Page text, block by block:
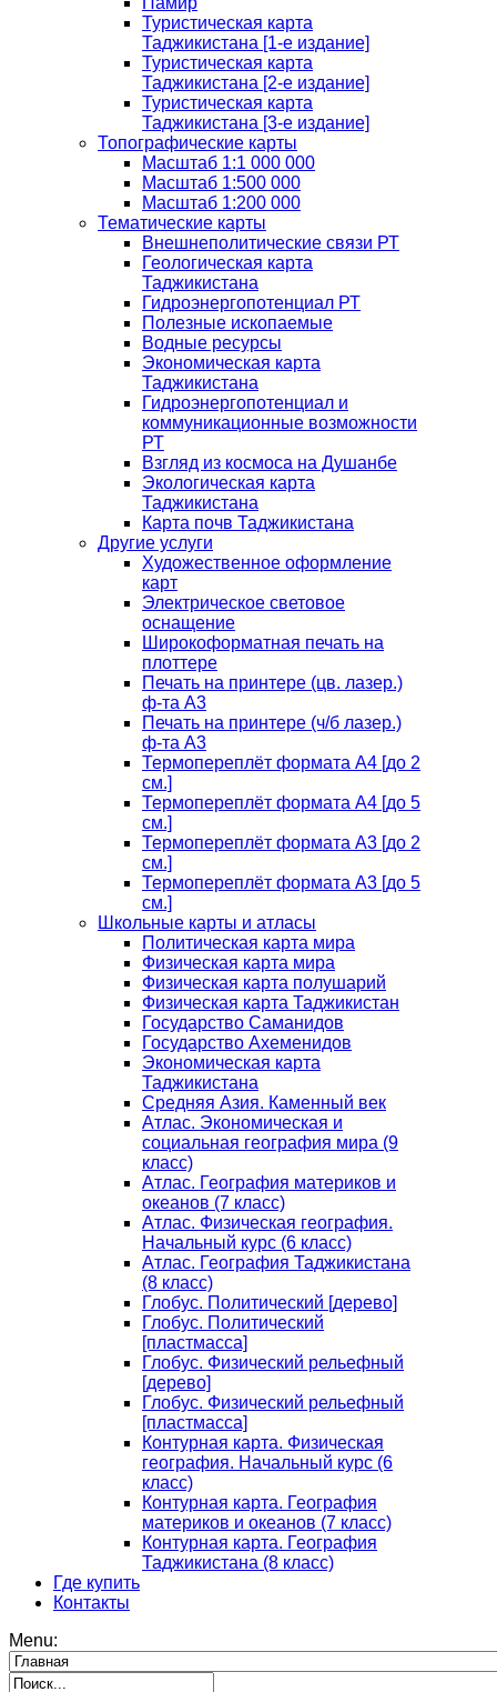
Туристическая карта
Таджикистана [1-е издание]
Туристическая карта
Таджикистана [2-е издание]
Туристическая карта
Таджикистана [3-е издание]
Топографические карты
Масштаб 1:1 000 000
Масштаб 1:500 000
Масштаб 1:200 000
Тематические карты
Внешнеполитические связи РТ
Геологическая карта
Таджикистана
Гидроэнергопотенциал РТ
Полезные ископаемые
Водные ресурсы
Экономическая карта
Таджикистана
Гидроэнергопотенциал и
коммуникационные возможности
РТ
Взгляд из космоса на Душанбе
Экологическая карта
Таджикистана
Карта почв Таджикистана
Другие услуги
Художественное оформление
карт
Электрическое световое
оснащение
Широкоформатная печать на
плоттере
Печать на принтере (цв. лазер.)
ф-та А3
Печать на принтере (ч/б лазер.)
ф-та А3
Термопереплёт формата А4 [до 2
см.]
Термопереплёт формата А4 [до 5
см.]
Термопереплёт формата А3 [до 2
см.]
Термопереплёт формата А3 [до 5
см.]
Школьные карты и атласы
Политическая карта мира
Физическая карта мира
Физическая карта полушарий
Физическая карта Таджикистан
Государство Саманидов
Государство Ахеменидов
Экономическая карта
Таджикистана
Средняя Азия. Каменный век
Атлас. Экономическая и
социальная география мира (9
класс)
Атлас. География материков и
океанов (7 класс)
Атлас. Физическая география.
Начальный курс (6 класс)
Атлас. География Таджикистана
(8 класс)
Глобус. Политический [дерево]
Глобус. Политический
[пластмасса]
Глобус. Физический рельефный
[дерево]
Глобус. Физический рельефный
[пластмасса]
Контурная карта. Физическая
география. Начальный курс (6
класс)
Контурная карта. География
материков и океанов (7 класс)
Контурная карта. География
Таджикистана (8 класс)
Где купить
Контакты
Menu: